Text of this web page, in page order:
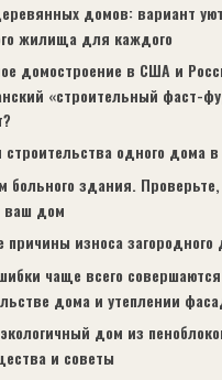
домов: вариант
жилища для каждого
домостроение в США и
«строительный фаст-
строительства одного дома
больного здания.
ваш дом
причины износа загородного
чаще всего
дома и утеплении
дом из
и советы